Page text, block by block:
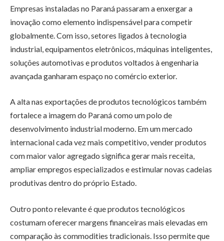
Empresas instaladas no Paraná passaram a enxergar a
inovação como elemento indispensável para competir
globalmente. Com isso, setores ligados à tecnologia
industrial, equipamentos eletrônicos, máquinas inteligentes,
soluções automotivas e produtos voltados à engenharia
avançada ganharam espaço no comércio exterior.
A alta nas exportações de produtos tecnológicos também
fortalece a imagem do Paraná como um polo de
desenvolvimento industrial moderno. Em um mercado
internacional cada vez mais competitivo, vender produtos
com maior valor agregado significa gerar mais receita,
ampliar empregos especializados e estimular novas cadeias
produtivas dentro do próprio Estado.
Outro ponto relevante é que produtos tecnológicos
costumam oferecer margens financeiras mais elevadas em
comparação às commodities tradicionais. Isso permite que